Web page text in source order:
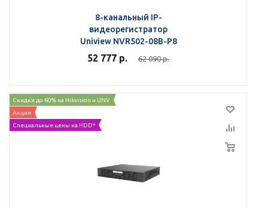
8-канальный IP-
видеорегистратор
Uniview NVR502-08B-P8
52 777 р. 62 090р.
Скидки до 60% на Hikvision и UNV
Акция
Специальные цены на HDD*